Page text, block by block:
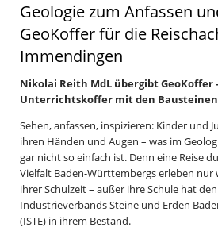
Geologie zum Anfassen
GeoKoffer für die
Immendingen
Nikolai Reith MdL übergibt GeoKoffer
Unterrichtskoffer mit den Bausteinen
Sehen, anfassen, inspizieren: Kinder und
ihren Händen und Augen – was im
gar nicht so einfach ist. Denn eine Reise
Vielfalt Baden-Württembergs erleben nur
ihrer Schulzeit – außer ihre Schule hat
Industrieverbands Steine und Erden
(ISTE) in ihrem Bestand.